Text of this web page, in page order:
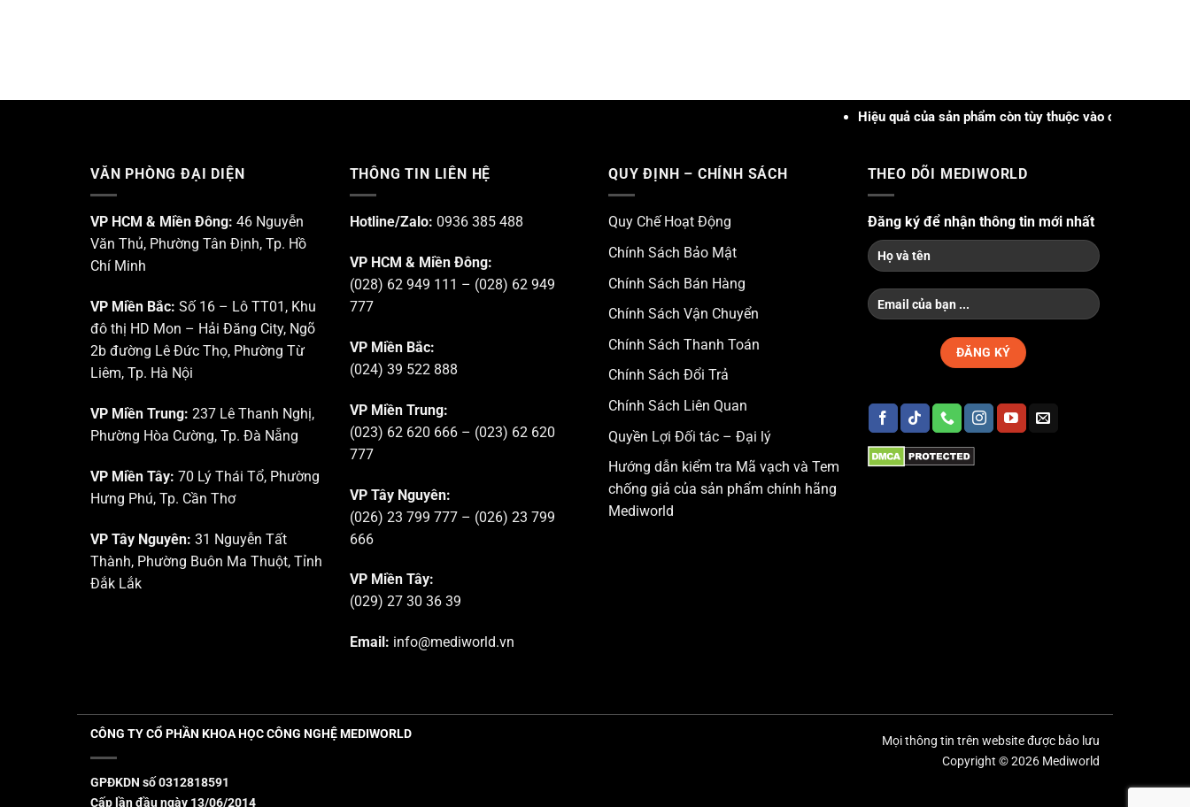
Hiệu quả của sản phẩm còn tùy thuộc vào cơ địa, tình trạng,
VĂN PHÒNG ĐẠI DIỆN
VP HCM & Miền Đông: 46 Nguyễn
Văn Thủ, Phường Tân Định, Tp. Hồ
Chí Minh
VP Miền Bắc: Số 16 – Lô TT01, Khu
đô thị HD Mon – Hải Đăng City, Ngõ
2b đường Lê Đức Thọ, Phường Từ
Liêm, Tp. Hà Nội
VP Miền Trung: 237 Lê Thanh Nghị,
Phường Hòa Cường, Tp. Đà Nẵng
VP Miền Tây: 70 Lý Thái Tổ, Phường
Hưng Phú, Tp. Cần Thơ
VP Tây Nguyên: 31 Nguyễn Tất
Thành, Phường Buôn Ma Thuột, Tỉnh
Đắk Lắk
THÔNG TIN LIÊN HỆ
Hotline/Zalo: 0936 385 488
VP HCM & Miền Đông:
(028) 62 949 111 – (028) 62 949
777
VP Miền Bắc:
(024) 39 522 888
VP Miền Trung:
(023) 62 620 666 – (023) 62 620
777
VP Tây Nguyên:
(026) 23 799 777 – (026) 23 799
666
VP Miền Tây:
(029) 27 30 36 39
Email: info@mediworld.vn
QUY ĐỊNH – CHÍNH SÁCH
Quy Chế Hoạt Động
Chính Sách Bảo Mật
Chính Sách Bán Hàng
Chính Sách Vận Chuyển
Chính Sách Thanh Toán
Chính Sách Đổi Trả
Chính Sách Liên Quan
Quyền Lợi Đối tác – Đại lý
Hướng dẫn kiểm tra Mã vạch và Tem
chống giả của sản phẩm chính hãng
Mediworld
THEO DÕI MEDIWORLD
Đăng ký để nhận thông tin mới nhất
Mọi thông tin trên website được bảo lưu
Copyright © 2026 Mediworld
CÔNG TY CỔ PHẦN KHOA HỌC CÔNG NGHỆ MEDIWORLD
GPĐKDN số 0312818591
Cấp lần đầu ngày 13/06/2014